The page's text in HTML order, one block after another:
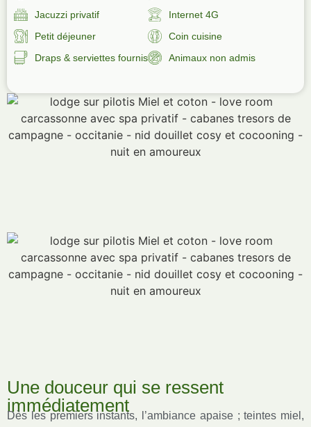
Une douceur qui se ressent
immédiatement
Dès les premiers instants, l’ambiance apaise ; teintes miel,
Jacuzzi privatif
Petit déjeuner
Draps & serviettes fournis
Internet 4G
Coin cuisine
Animaux non admis